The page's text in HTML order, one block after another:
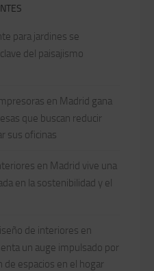
para jardines se
del paisajismo
en Madrid gana
que buscan reducir
sus oficinas
en Madrid vive una
en la sostenibilidad y el
de interiores en
un auge impulsado por
de espacios en el hogar